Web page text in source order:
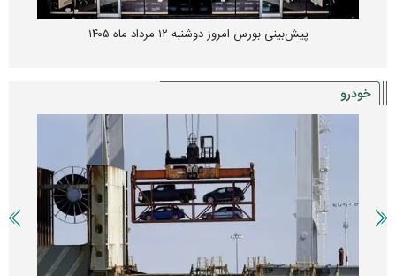
پیش‌بینی بورس امروز دوشنبه ۱۲ مرداد ماه ۱۴۰۵
خودرو